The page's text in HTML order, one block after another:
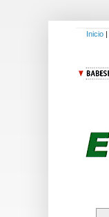
Inicio |